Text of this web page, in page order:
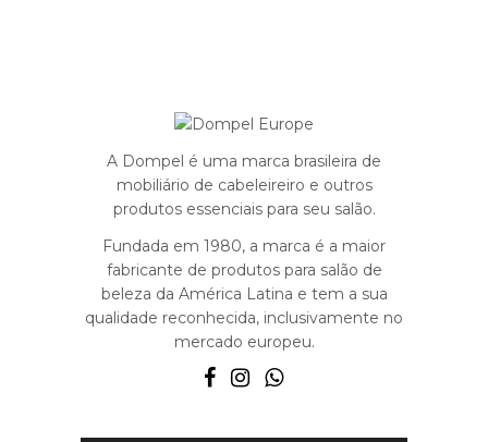
A Dompel é uma marca brasileira de
mobiliário de cabeleireiro e outros
produtos essenciais para seu salão.
Fundada em 1980, a marca é a maior
fabricante de produtos para salão de
beleza da América Latina e tem a sua
qualidade reconhecida, inclusivamente no
mercado europeu.